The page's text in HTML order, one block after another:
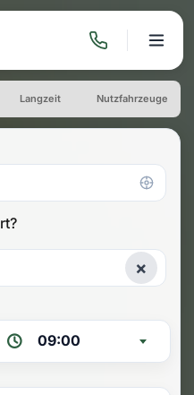
Langzeit Nutzfahrzeuge
×
09:00